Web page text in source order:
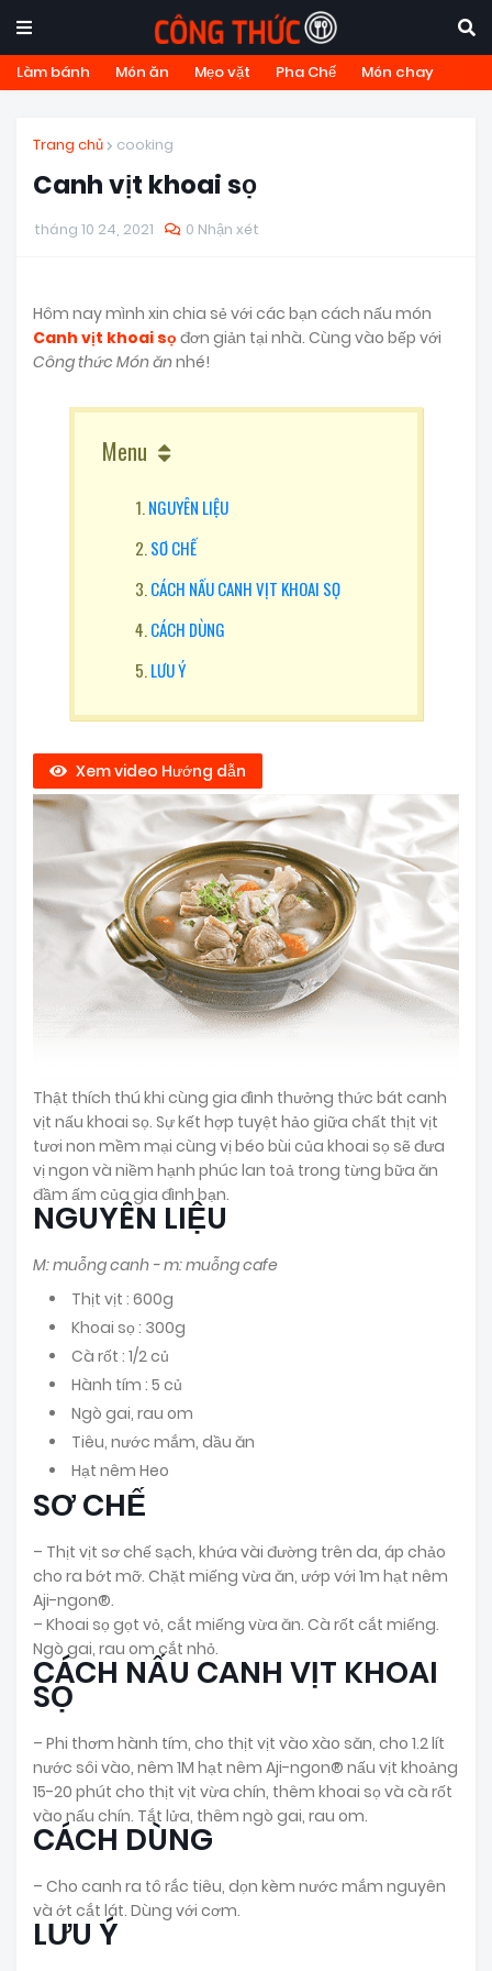
Làm bánh Món ăn Mẹo vặt Pha Chế Món chay
Trang chủ cooking
Canh vịt khoai sọ
tháng 10 24, 2021 0 Nhận xét
Hôm nay mình xin chia sẻ với các bạn cách nấu món
Canh vịt khoai sọ đơn giản tại nhà. Cùng vào bếp với
Công thức Món ănnhé!
Menu
NGUYÊN LIỆU
SƠ CHẾ
CÁCH NẤU CANH VỊT KHOAI SỌ
CÁCH DÙNG
LƯU Ý
Xem video Hướng dẫn
Thật thích thú khi cùng gia đình thưởng thức bát canh
vịt nấu khoai sọ. Sự kết hợp tuyệt hảo giữa chất thịt vịt
tươi non mềm mại cùng vị béo bùi của khoai sọ sẽ đưa
vị ngon và niềm hạnh phúc lan toả trong từng bữa ăn
đầm ấm của gia đình bạn.
NGUYÊN LIỆU
M: muỗng canh - m: muỗng cafe
Thịt vịt : 600g
Khoai sọ : 300g
Cà rốt : 1/2 củ
Hành tím : 5 củ
Ngò gai, rau om
Tiêu, nước mắm, dầu ăn
Hạt nêm Heo
SƠ CHẾ
– Thịt vịt sơ chế sạch, khứa vài đường trên da, áp chảo
cho ra bớt mỡ. Chặt miếng vừa ăn, ướp với 1m hạt nêm
Aji-ngon®.
– Khoai sọ gọt vỏ, cắt miếng vừa ăn. Cà rốt cắt miếng.
Ngò gai, rau om cắt nhỏ.
CÁCH NẤU CANH VỊT KHOAI
SỌ
– Phi thơm hành tím, cho thịt vịt vào xào săn, cho 1.2 lít
nước sôi vào, nêm 1M hạt nêm Aji-ngon® nấu vịt khoảng
15-20 phút cho thịt vịt vừa chín, thêm khoai sọ và cà rốt
vào nấu chín. Tắt lửa, thêm ngò gai, rau om.
CÁCH DÙNG
– Cho canh ra tô rắc tiêu, dọn kèm nước mắm nguyên
và ớt cắt lát. Dùng với cơm.
LƯU Ý